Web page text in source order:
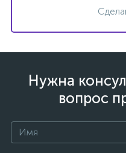
Нужна
вопрос